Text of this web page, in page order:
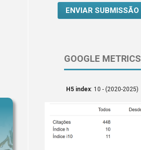
ENVIAR SUBMISSÃO
GOOGLE METRICS
H5 index: 10 - (2020-2025)